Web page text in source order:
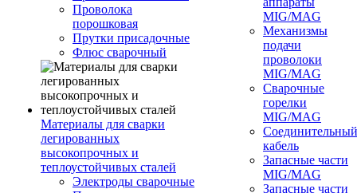
Проволока
порошковая
Прутки присадочные
Флюс сварочный
Материалы для сварки
легированных
высокопрочных и
теплоустойчивых сталей
Электроды сварочные
MIG/MAG
Механизмы
подачи
проволоки
MIG/MAG
Сварочные
горелки
MIG/MAG
Соединительный
кабель
Запасные части
MIG/MAG
Запасные части